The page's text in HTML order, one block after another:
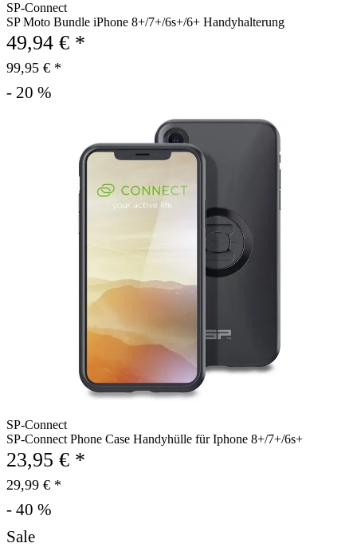
SP-Connect
SP Moto Bundle iPhone 8+/7+/6s+/6+ Handyhalterung
49,94 € *
99,95 € *
- 20 %
SP-Connect
SP-Connect Phone Case Handyhülle für Iphone 8+/7+/6s+
23,95 € *
29,99 € *
- 40 %
Sale